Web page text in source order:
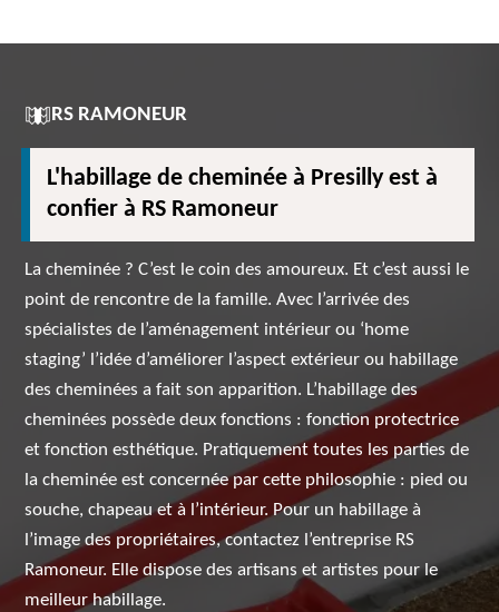
RS RAMONEUR
L'habillage de cheminée à Presilly est à
confier à RS Ramoneur
La cheminée ? C’est le coin des amoureux. Et c’est aussi le
point de rencontre de la famille. Avec l’arrivée des
spécialistes de l’aménagement intérieur ou ‘home
staging’ l’idée d’améliorer l’aspect extérieur ou habillage
des cheminées a fait son apparition. L’habillage des
cheminées possède deux fonctions : fonction protectrice
et fonction esthétique. Pratiquement toutes les parties de
la cheminée est concernée par cette philosophie : pied ou
souche, chapeau et à l’intérieur. Pour un habillage à
l’image des propriétaires, contactez l’entreprise RS
Ramoneur. Elle dispose des artisans et artistes pour le
meilleur habillage.